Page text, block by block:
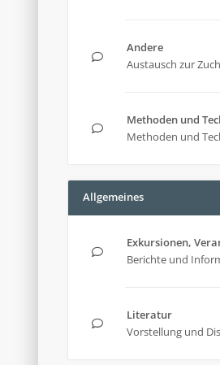
Andere
Austausch zur
Methoden und
Methoden und
Allgemeines
Exkursionen,
Berichte und
Literatur
Vorstellung und